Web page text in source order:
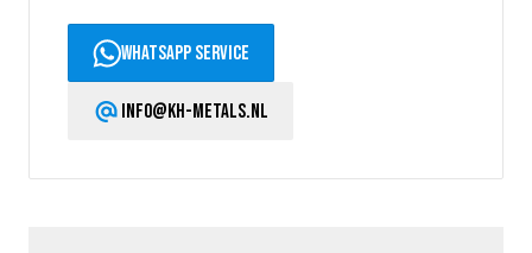
WhatsApp service
info@kh-metals.nl